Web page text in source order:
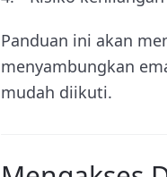
Panduan ini akan
menyambungkan
mudah diikuti.